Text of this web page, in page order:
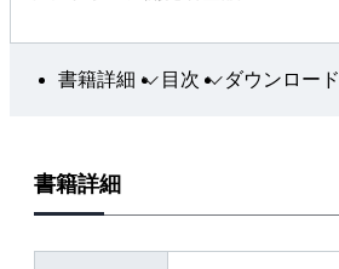
書籍詳細 目次 ダウンロード
書籍詳細